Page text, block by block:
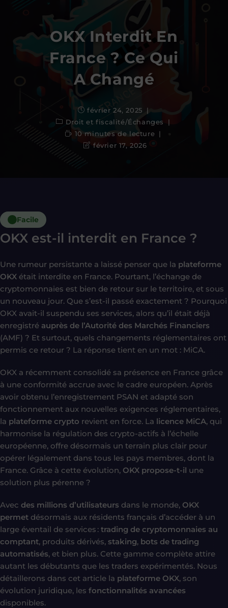
OKX Interdit En
France ? Ce Qui
A Changé
février 24, 2025
Droit et fiscalité/Échanges
10 minutes de lecture
février 17, 2026
Facile
OKX est-il interdit en France ?
Une rumeur persistante a laissé penser que la plateforme
OKX était interdite en France. Pourtant, l’échange de
cryptomonnaies est bien de retour sur le territoire, et sous
un nouveau jour. Que s’est-il passé exactement ? Pourquoi
OKX avait-il suspendu ses services, alors qu’il était déjà
enregistré auprès de l’Autorité des Marchés Financiers
(AMF) ? Et surtout, quels changements réglementaires ont
permis ce retour ? La réponse tient en un mot : MiCA.
OKX a récemment consolidé sa présence en France grâce
à une conformité accrue avec le cadre européen. Après
avoir obtenu l’enregistrement PSAN et adapté son
fonctionnement aux nouvelles exigences réglementaires,
la plateforme crypto revient en force. La licence MiCA, qui
harmonise la régulation des crypto-actifs à l’échelle
européenne, offre désormais un terrain plus clair pour
opérer légalement dans tous les pays membres, dont la
France. Grâce à cette évolution, OKX propose-t-il une
solution plus pérenne ?
Avec des millions d’utilisateurs dans le monde, OKX
permet désormais aux résidents français d’accéder à un
large éventail de services : trading de cryptomonnaies au
comptant, produits dérivés, staking, bots de trading
automatisés, et bien plus. Cette gamme complète attire
autant les débutants que les traders expérimentés. Nous
détaillerons dans cet article la plateforme OKX, son
évolution juridique, les fonctionnalités avancées
disponibles.